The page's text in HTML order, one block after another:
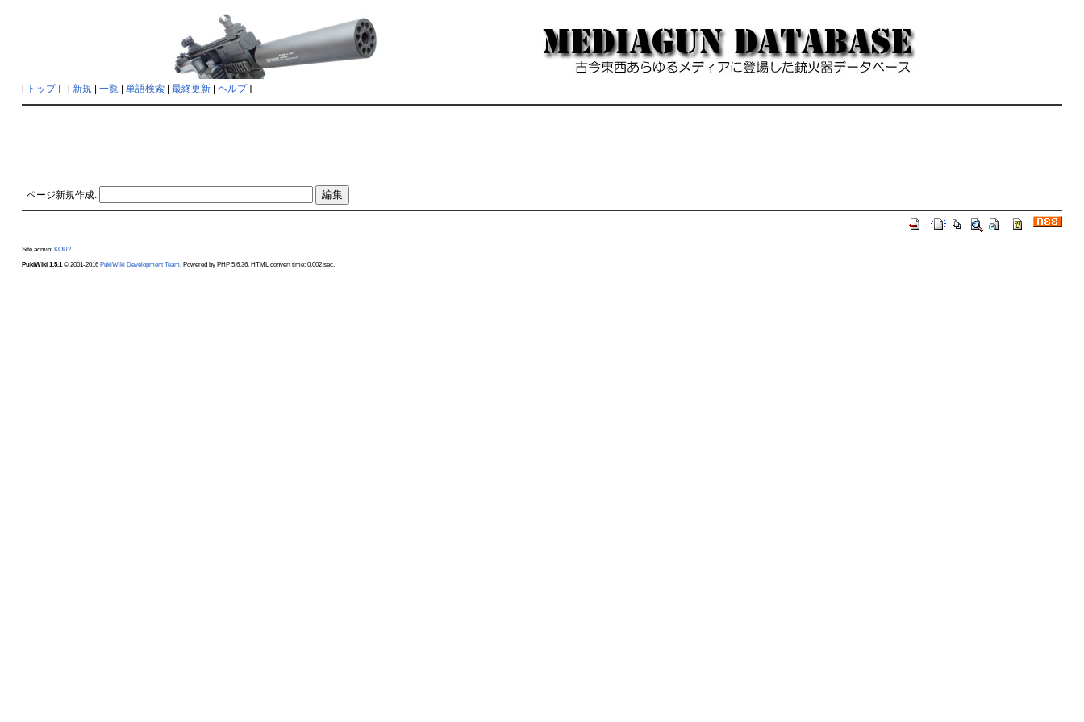
[ トップ] [新規| 一覧| 単語検索| 最終更新| ヘルプ]
ページ新規作成:
Site admin: KOU2
PukiWiki 1.5.1© 2001-2016 PukiWiki Development Team. Powered by PHP 5.6.36. HTML convert time: 0.002 sec.